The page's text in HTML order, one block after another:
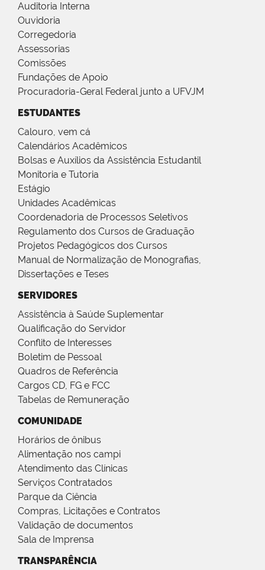
Auditoria Interna
Ouvidoria
Corregedoria
Assessorias
Comissões
Fundações de Apoio
Procuradoria-Geral Federal junto a UFVJM
ESTUDANTES
Calouro, vem cá
Calendários Acadêmicos
Bolsas e Auxílios da Assistência Estudantil
Monitoria e Tutoria
Estágio
Unidades Acadêmicas
Coordenadoria de Processos Seletivos
Regulamento dos Cursos de Graduação
Projetos Pedagógicos dos Cursos
Manual de Normalização de Monografias,
Dissertações e Teses
SERVIDORES
Assistência à Saúde Suplementar
Qualificação do Servidor
Conflito de Interesses
Boletim de Pessoal
Quadros de Referência
Cargos CD, FG e FCC
Tabelas de Remuneração
COMUNIDADE
Horários de ônibus
Alimentação nos campi
Atendimento das Clínicas
Serviços Contratados
Parque da Ciência
Compras, Licitações e Contratos
Validação de documentos
Sala de Imprensa
TRANSPARÊNCIA